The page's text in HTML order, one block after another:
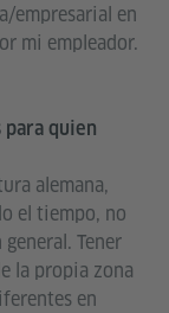
empresarial en
mi empleador.
para quien
alemana,
el tiempo, no
Tener
la propia zona
en